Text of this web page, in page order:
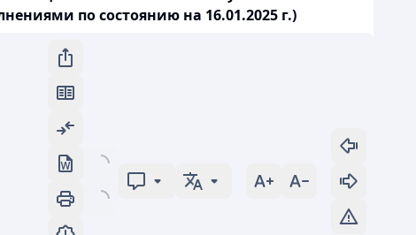
по состоянию на 16.01.2025 г.)